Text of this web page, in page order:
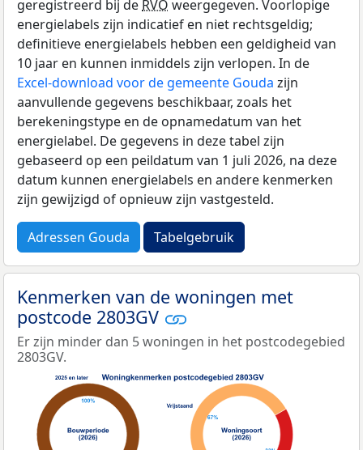
geregistreerd bij de RVO weergegeven. Voorlopige
energielabels zijn indicatief en niet rechtsgeldig;
definitieve energielabels hebben een geldigheid van
10 jaar en kunnen inmiddels zijn verlopen. In de
Excel-download voor de gemeente Gouda zijn
aanvullende gegevens beschikbaar, zoals het
berekeningstype en de opnamedatum van het
energielabel. De gegevens in deze tabel zijn
gebaseerd op een peildatum van 1 juli 2026, na deze
datum kunnen energielabels en andere kenmerken
zijn gewijzigd of opnieuw zijn vastgesteld.
Adressen Gouda Tabelgebruik
Kenmerken van de woningen met
postcode 2803GV
Er zijn minder dan 5 woningen in het postcodegebied
2803GV.